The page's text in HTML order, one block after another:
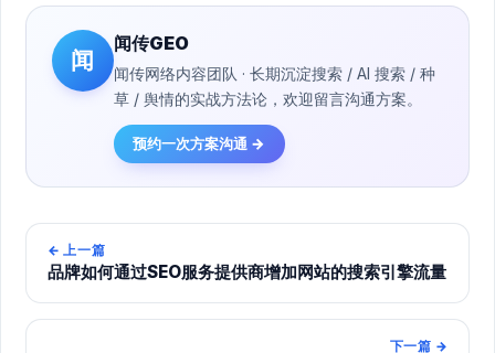
闻
闻传GEO
闻传网络内容团队 · 长期沉淀搜索 / AI 搜索 / 种
草 / 舆情的实战方法论，欢迎留言沟通方案。
预约一次方案沟通 →
← 上一篇
品牌如何通过SEO服务提供商增加网站的搜索引擎流量
下一篇 →